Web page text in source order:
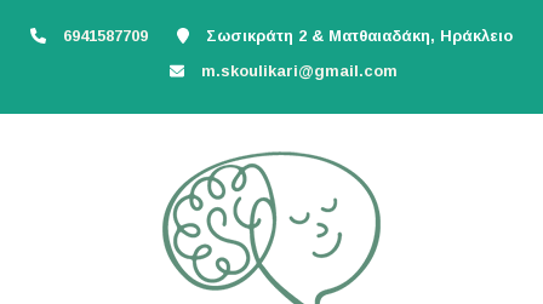
6941587709
Σωσικράτη 2 & Ματθαιαδάκη, Ηράκλειο
m.skoulikari@gmail.com